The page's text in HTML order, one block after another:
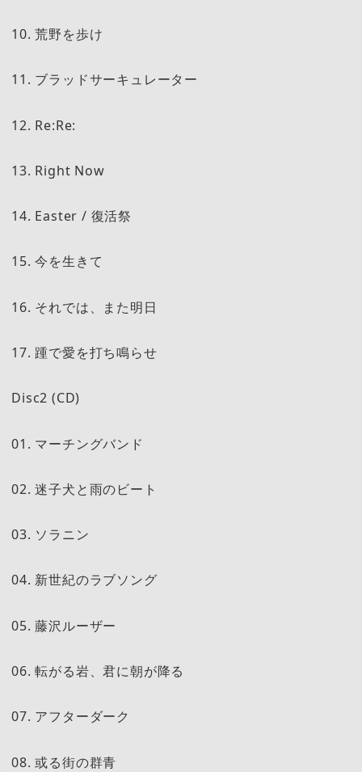
10. 荒野を歩け
11. ブラッドサーキュレーター
12. Re:Re:
13. Right Now
14. Easter / 復活祭
15. 今を生きて
16. それでは、また明日
17. 踵で愛を打ち鳴らせ
Disc2 (CD)
01. マーチングバンド
02. 迷子犬と雨のビート
03. ソラニン
04. 新世紀のラブソング
05. 藤沢ルーザー
06. 転がる岩、君に朝が降る
07. アフターダーク
08. 或る街の群青